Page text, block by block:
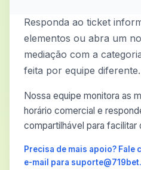
Responda ao ticket
elementos ou abra um
mediação com a
feita por equipe diferente.
Nossa equipe monitora as
horário comercial e
compartilhável para facilitar
Precisa de mais apoio?
e-mail para